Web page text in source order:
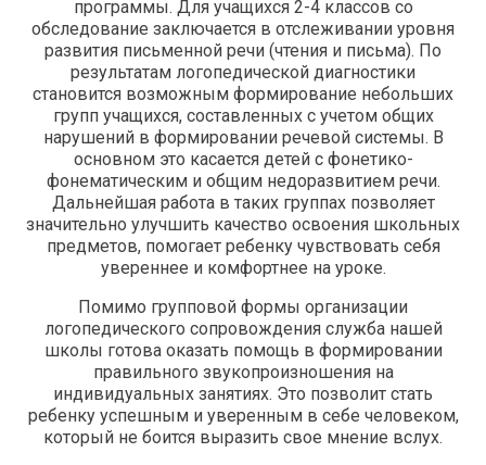
программы. Для учащихся 2-4 классов со
обследование заключается в отслеживании уровня
развития письменной речи (чтения и письма). По
результатам логопедической диагностики
становится возможным формирование небольших
групп учащихся, составленных с учетом общих
нарушений в формировании речевой системы. В
основном это касается детей с фонетико-
фонематическим и общим недоразвитием речи.
Дальнейшая работа в таких группах позволяет
значительно улучшить качество освоения школьных
предметов, помогает ребенку чувствовать себя
увереннее и комфортнее на уроке.
Помимо групповой формы организации
логопедического сопровождения служба нашей
школы готова оказать помощь в формировании
правильного звукопроизношения на
индивидуальных занятиях. Это позволит стать
ребенку успешным и уверенным в себе человеком,
который не боится выразить свое мнение вслух.